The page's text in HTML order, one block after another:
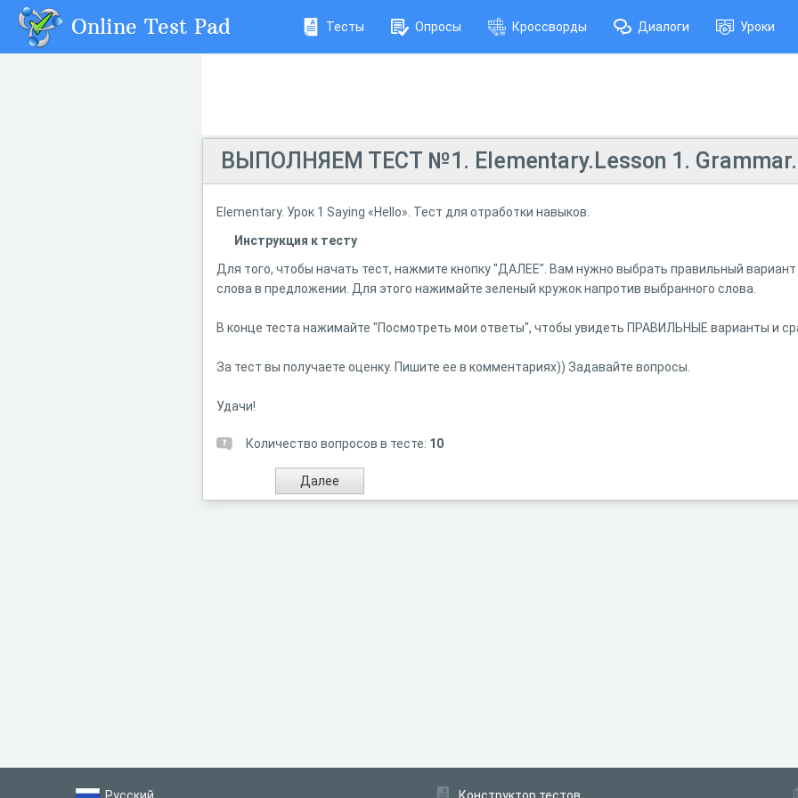
Online Test Pad Тесты Опросы Кроссворды Диалоги Уроки
ВЫПОЛНЯЕМ ТЕСТ №1. Elementary.Lesson 1. Grammar.
Elementary. Урок 1 Saying «Hello». Тест для отработки навыков.
Инструкция к тесту
Для того, чтобы начать тест, нажмите кнопку "ДАЛЕЕ". Вам нужно выбрать правильный
слова в предложении. Для этого нажимайте зеленый кружок напротив выбранного слова.
В конце теста нажимайте "Посмотреть мои ответы", чтобы увидеть ПРАВИЛЬНЫЕ варианты и
За тест вы получаете оценку. Пишите ее в комментариях)) Задавайте вопросы.
Удачи!
Количество вопросов в тесте: 10